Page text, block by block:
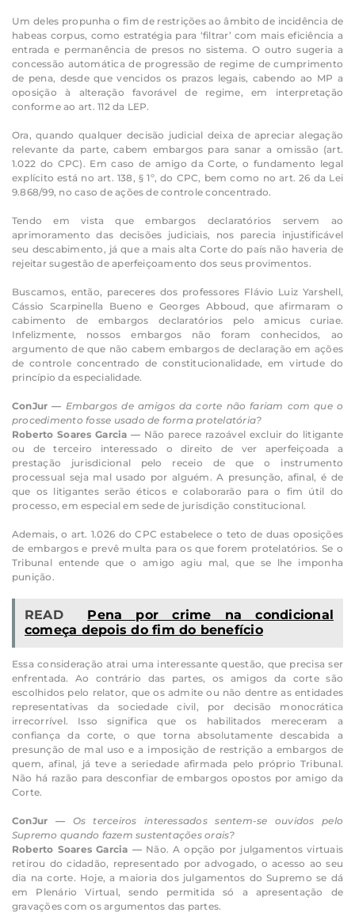
Um deles propunha o fim de restrições ao âmbito de incidência de
habeas corpus, como estratégia para ‘filtrar’ com mais eficiência a
entrada e permanência de presos no sistema. O outro sugeria a
concessão automática de progressão de regime de cumprimento
de pena, desde que vencidos os prazos legais, cabendo ao MP a
oposição à alteração favorável de regime, em interpretação
conforme ao art. 112 da LEP.
Ora, quando qualquer decisão judicial deixa de apreciar alegação
relevante da parte, cabem embargos para sanar a omissão (art.
1.022 do CPC). Em caso de amigo da Corte, o fundamento legal
explícito está no art. 138, § 1º, do CPC, bem como no art. 26 da Lei
9.868/99, no caso de ações de controle concentrado.
Tendo em vista que embargos declaratórios servem ao
aprimoramento das decisões judiciais, nos parecia injustificável
seu descabimento, já que a mais alta Corte do país não haveria de
rejeitar sugestão de aperfeiçoamento dos seus provimentos.
Buscamos, então, pareceres dos professores Flávio Luiz Yarshell,
Cássio Scarpinella Bueno e Georges Abboud, que afirmaram o
cabimento de embargos declaratórios pelo amicus curiae.
Infelizmente, nossos embargos não foram conhecidos, ao
argumento de que não cabem embargos de declaração em ações
de controle concentrado de constitucionalidade, em virtude do
princípio da especialidade.
ConJur — Embargos de amigos da corte não fariam com que o
procedimento fosse usado de forma protelatória?
Roberto Soares Garcia — Não parece razoável excluir do litigante
ou de terceiro interessado o direito de ver aperfeiçoada a
prestação jurisdicional pelo receio de que o instrumento
processual seja mal usado por alguém. A presunção, afinal, é de
que os litigantes serão éticos e colaborarão para o fim útil do
processo, em especial em sede de jurisdição constitucional.
Ademais, o art. 1.026 do CPC estabelece o teto de duas oposições
de embargos e prevê multa para os que forem protelatórios. Se o
Tribunal entende que o amigo agiu mal, que se lhe imponha
punição.
READ
Pena por crime na condicional
começa depois do fim do benefício
Essa consideração atrai uma interessante questão, que precisa ser
enfrentada. Ao contrário das partes, os amigos da corte são
escolhidos pelo relator, que os admite ou não dentre as entidades
representativas da sociedade civil, por decisão monocrática
irrecorrível. Isso significa que os habilitados mereceram a
confiança da corte, o que torna absolutamente descabida a
presunção de mal uso e a imposição de restrição a embargos de
quem, afinal, já teve a seriedade afirmada pelo próprio Tribunal.
Não há razão para desconfiar de embargos opostos por amigo da
Corte.
ConJur —
Os terceiros interessados sentem-se ouvidos pelo
Supremo quando fazem sustentações orais?
Roberto Soares Garcia —Não. A opção por julgamentos virtuais
retirou do cidadão, representado por advogado, o acesso ao seu
dia na corte. Hoje, a maioria dos julgamentos do Supremo se dá
em Plenário Virtual, sendo permitida só a apresentação de
gravações com os argumentos das partes.